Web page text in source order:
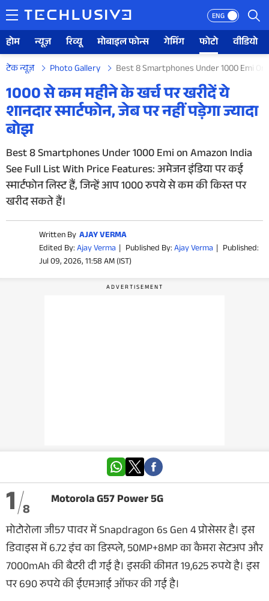
ENG
होम न्यूज़ रिव्यू मोबाइल फोन्स गेमिंग फोटो वीडियो
होम
न्यूज़
मोबाइल फोन्स
गेमिंग
टेक न्यूज़ Photo Gallery Best 8 Smartphones Under 1000 Emi
1000 से कम महीने के खर्च पर खरीदें ये
शानदार स्मार्टफोन, जेब पर नहीं पड़ेगा ज्यादा
बोझ
Best 8 Smartphones Under 1000 Emi on Amazon India
See Full List With Price Features: अमेजन इंडिया पर कई
स्मार्टफोन लिस्ट हैं, जिन्हें आप 1000 रुपये से कम की किस्त पर
खरीद सकते हैं।
Written By AJAY VERMA
Edited By:Ajay Verma | Published By:Ajay Verma | Published:
Jul 09, 2026, 11:58 AM (IST)
1 8
Motorola G57 Power 5G
मोटोरोला जी57 पावर में Snapdragon 6s Gen 4 प्रोसेसर है। इस
डिवाइस में 6.72 इंच का डिस्प्ले, 50MP+8MP का कैमरा सेटअप और
7000mAh की बैटरी दी गई है। इसकी कीमत 19,625 रुपये है। इस
पर 690 रुपये की ईएमआई ऑफर की गई है।